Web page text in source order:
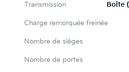
Transmission Boîte
Charge remorquée freinée
Nombre de sièges
Nombre de portes